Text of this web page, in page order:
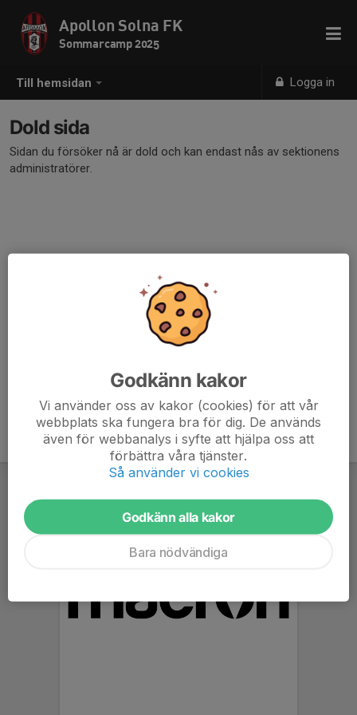
Till hemsidan Logga in
Apollon Solna FK
Sommarcamp 2025
Dold sida
Sidan du försöker nå är dold och kan endast nås av sektionens
administratörer.
Godkänn kakor
Vi använder oss av kakor (cookies) för att vår
webbplats ska fungera bra för dig. De används
även för webbanalys i syfte att hjälpa oss att
förbättra våra tjänster.
Så använder vi cookies
Godkänn alla kakor
Bara nödvändiga